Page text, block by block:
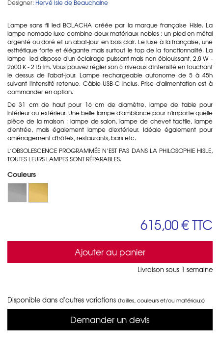
Designer: Hervé Isle de Beauchaine
Lampe sans fil led BOLACHA créée par la marque française Hisle. La
lampe nomade luxe combine deux matériaux nobles : un pied en métal
argenté ou doré et un abat-jour en bois clair. Le luxe à la française, une
esthétique forte et élégante mais surtout le top de la fonctionnalité. La
lampe led dispose d'un éclairage puissant mais non éblouissant, 2,8 W -
2600 K - 215 lm. Vous pouvez régler son 5 niveaux d'intensité en touchant
le dessus de l'abat-jour. Lampe rechargeable autonome de 5 à 45h
suivant l'intensité retenue. Câble USB-C inclus. Prise d'alimentation est à
commander en option.
De 31 cm de haut pour 16 cm de diamètre, lampe de table pour
intérieur ou extérieur. Une belle lampe d'ambiance pour n'importe quelle
pièce de la maison : lampe de salon, lampe de chevet tactile, lampe
d'entrée, mais également lampe d'extérieur. Idéale également pour
aménagement d'hôtels, restaurants, bars etc.
L’OBSOLESCENCE PROGRAMMÉE N’EST PAS DANS LA PHILOSOPHIE HISLE,
TOUTESLEURSLAMPES SONT RÉPARABLES.
Couleurs
615,00 €TTC
Ajouter au panier
Livraison sous 1 semaine
Disponible dans d'autres variations (tailles, couleurs et/ou matériaux)
Demander un devis